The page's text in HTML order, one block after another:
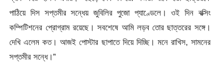
পাঠিয়ে দিস সপ্তমীর সন্ধেয় জুবিলির পুজো প্যাণ্ডেলে। ওই দিন বক্সিং
কম্পিটিশনের প্রোগ্রাম রয়েছে। সবশেষে আমি লড়ব তোর ছাত্তরের সঙ্গে।
দেখি এলেম কত। আজই পোস্টার ছাপাতে দিয়ে দিচ্ছি। মনে রাখিস, সামনের
সপ্তমীর সন্ধে।”